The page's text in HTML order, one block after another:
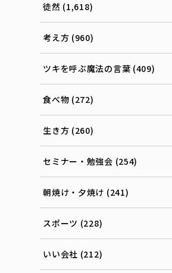
徒然 (1,618)
考え方 (960)
ツキを呼ぶ魔法の言葉 (409)
食べ物 (272)
生き方 (260)
セミナー・勉強会 (254)
朝焼け・夕焼け (241)
スポーツ (228)
いい会社 (212)